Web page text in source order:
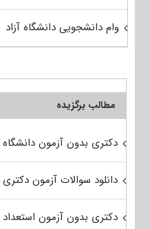
وام دانشجویی دانشگاه آزاد
مطالب برگزیده
دکتری بدون آزمون دانشگاه
دانلود سوالات آزمون دکتری
دکتری بدون آزمون